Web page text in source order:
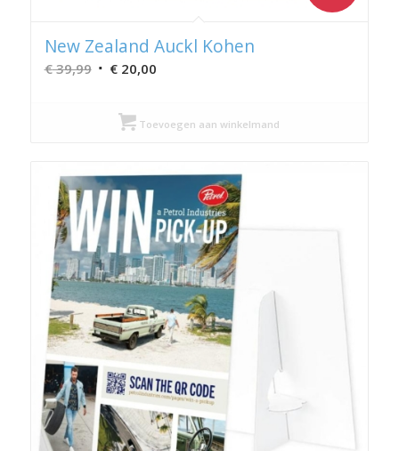
New Zealand Auckl Kohen
€39,99 Oorspronkelijke
was:
€ 39,99.
€20,00Huidige
€ 20,00.
Toevoegen aan winkelmand